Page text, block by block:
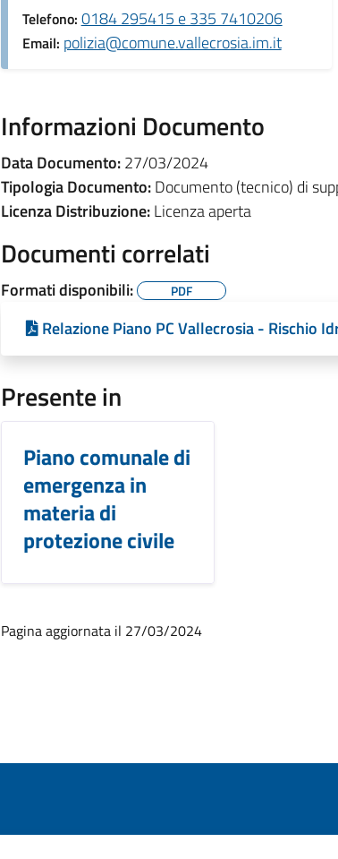
Telefono: 0184 295415 e 335 7410206
Email: polizia@comune.vallecrosia.im.it
Informazioni Documento
Data Documento:27/03/2024
Tipologia Documento:Documento (tecnico) di
Licenza Distribuzione:Licenza aperta
Documenti correlati
Formati disponibili: PDF
Relazione Piano PC Vallecrosia - Rischio
Presente in
Piano comunale di
emergenza in
materia di
protezione civile
Pagina aggiornata il 27/03/2024